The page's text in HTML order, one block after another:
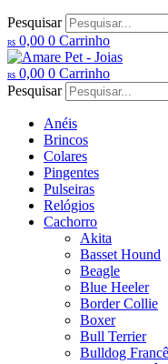
Pesquisar
R$ 0,00 0 Carrinho
R$ 0,00 0 Carrinho
Pesquisar
Anéis
Brincos
Colares
Pingentes
Pulseiras
Relógios
Cachorro
Akita
Basset Hound
Beagle
Blue Heeler
Border Collie
Boxer
Bull Terrier
Bulldog